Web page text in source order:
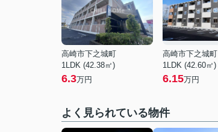
高崎市下之城町
1LDK (42.38㎡)
6.3万円
高崎市下之城町
1LDK (42.60㎡)
6.15万円
よく見られている物件